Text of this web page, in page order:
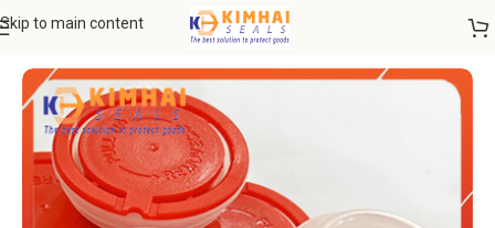
Skip to main content
VẬT TƯ THIẾT BỊ Nắp niêm phong thùng phuy